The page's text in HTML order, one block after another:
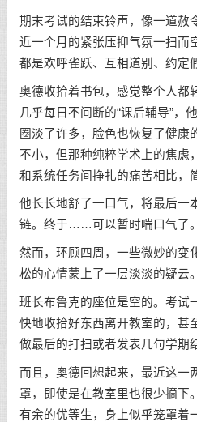
期末考试的结束铃声，像一道赦
近一个月的紧张压抑气氛一扫而
都是欢呼雀跃、互相道别、约定
奥德收拾着书包，感觉整个人都
几乎每日不间断的“课后辅导”，
圈淡了许多，脸色也恢复了健康
不小，但那种纯粹学术上的焦虑
和系统任务间挣扎的痛苦相比，
他长长地舒了一口气，将最后一
链。终于……可以暂时喘口气了。
然而，环顾四周，一些微妙的变
松的心情蒙上了一层淡淡的疑云。
班长布鲁克的座位是空的。考试
快地收拾好东西离开教室的，甚
做最后的打扫或者发表几句学期
而且，奥德回想起来，最近这一
罩，即使是在教室里也很少摘下
有余的优等生，身上似乎笼罩着